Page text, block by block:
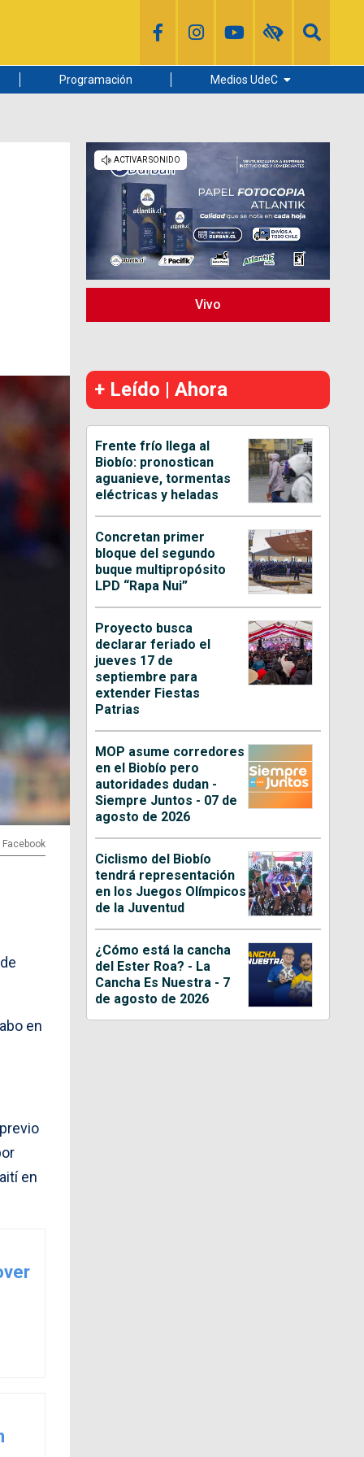
Programación Medios UdeC
Radio UdeC
Noticias UdeC
La Discusión
en
en
Vivo
+ Leído | Ahora
Frente frío llega al
Biobío: pronostican
aguanieve, tormentas
eléctricas y heladas
Concretan primer
bloque del segundo
buque multipropósito
LPD “Rapa Nui”
Proyecto busca
declarar feriado el
jueves 17 de
septiembre para
extender Fiestas
Patrias
MOP asume corredores
en el Biobío pero
autoridades dudan -
Siempre Juntos - 07 de
agosto de 2026
Ciclismo del Biobío
tendrá representación
en los Juegos Olímpicos
de la Juventud
¿Cómo está la cancha
del Ester Roa? - La
Cancha Es Nuestra - 7
de agosto de 2026